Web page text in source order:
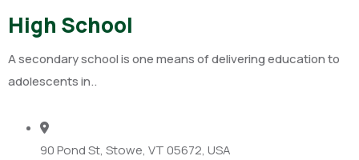
High School
A secondary school is one means of delivering education to
adolescents in..
90 Pond St, Stowe, VT 05672, USA